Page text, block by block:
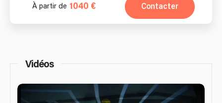
À partir de 1040 € Contacter
Vidéos